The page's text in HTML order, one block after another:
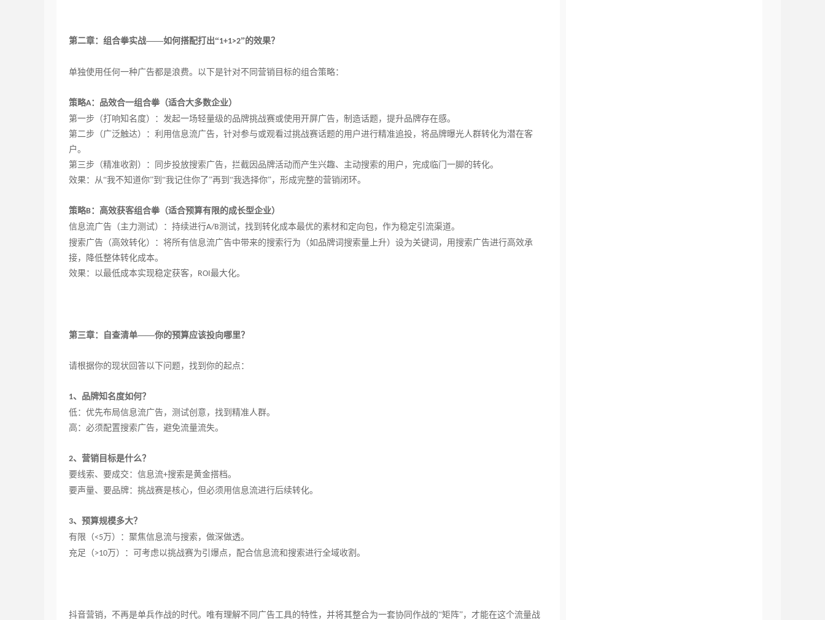
第二章：组合拳实战——如何搭配打出“1+1>2”的效果？
单独使用任何一种广告都是浪费。以下是针对不同营销目标的组合策略：
策略A：品效合一组合拳（适合大多数企业）
第一步（打响知名度）：发起一场轻量级的品牌挑战赛或使用开屏广告，制造话题，提升品牌存在感。
第二步（广泛触达）：利用信息流广告，针对参与或观看过挑战赛话题的用户进行精准追投，将品牌曝光人群转化为潜在客
户。
第三步（精准收割）：同步投放搜索广告，拦截因品牌活动而产生兴趣、主动搜索的用户，完成临门一脚的转化。
效果：从“我不知道你”到“我记住你了”再到“我选择你”，形成完整的营销闭环。
策略B：高效获客组合拳（适合预算有限的成长型企业）
信息流广告（主力测试）：持续进行A/B测试，找到转化成本最优的素材和定向包，作为稳定引流渠道。
搜索广告（高效转化）：将所有信息流广告中带来的搜索行为（如品牌词搜索量上升）设为关键词，用搜索广告进行高效承
接，降低整体转化成本。
效果：以最低成本实现稳定获客， ROI最大化。
第三章：自查清单——你的预算应该投向哪里？
请根据你的现状回答以下问题，找到你的起点：
1、品牌知名度如何？
低：优先布局信息流广告，测试创意，找到精准人群。
高：必须配置搜索广告，避免流量流失。
2、营销目标是什么？
要线索、要成交：信息流+搜索是黄金搭档。
要声量、要品牌：挑战赛是核心，但必须用信息流进行后续转化。
3、预算规模多大？
有限（<5万）：聚焦信息流与搜索，做深做透。
充足（>10万）：可考虑以挑战赛为引爆点，配合信息流和搜索进行全域收割。
抖音营销，不再是单兵作战的时代。唯有理解不同广告工具的特性，并将其整合为一套协同作战的“矩阵”，才能在这个流量战